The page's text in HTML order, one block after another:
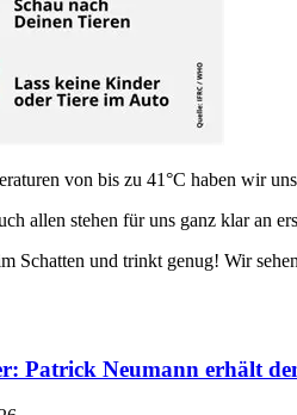
von bis zu 41°C haben wir
allen stehen für uns ganz klar an
Schatten und trinkt genug! Wir
Patrick Neumann erhält